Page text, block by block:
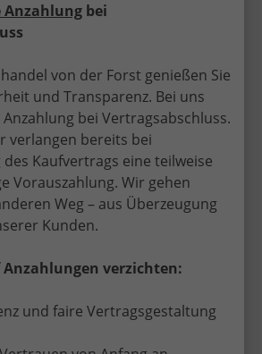
Top-Service in
Erfahrung im EU-
bietet Automobilhandel von der
Anzahlung bei
von der Forst genießen Sie
und Transparenz. Bei uns
bei Vertragsabschluss.
verlangen bereits bei
Kaufvertrags eine teilweise
Vorauszahlung. Wir gehen
Weg – aus Überzeugung
Kunden.
verzichten:
und faire Vertragsgestaltung